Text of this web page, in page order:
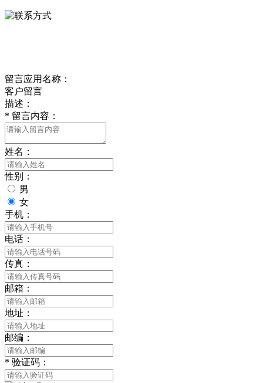
留言应用名称：
客户留言
描述：
* 留言内容：
姓名：
性别：
男
女
手机：
电话：
传真：
邮箱：
地址：
邮编：
* 验证码：